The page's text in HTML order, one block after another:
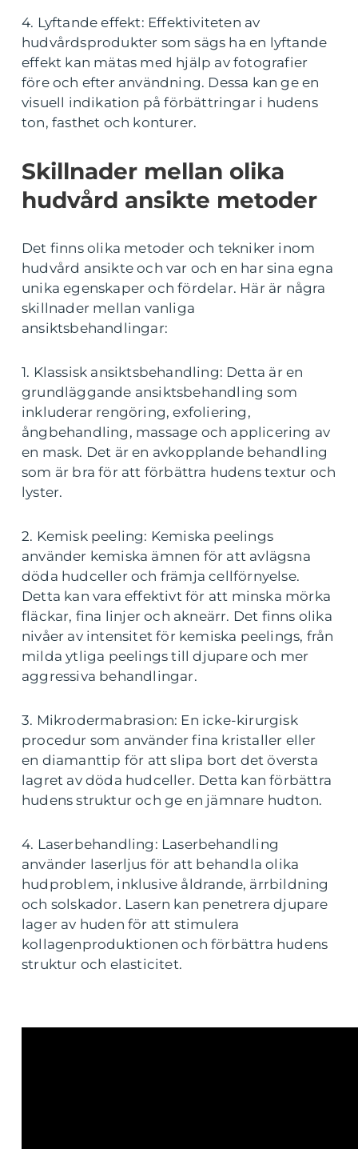
4. Lyftande effekt: Effektiviteten av
hudvårdsprodukter som sägs ha en lyftande
effekt kan mätas med hjälp av fotografier
före och efter användning. Dessa kan ge en
visuell indikation på förbättringar i hudens
ton, fasthet och konturer.
Skillnader mellan olika
hudvård ansikte metoder
Det finns olika metoder och tekniker inom
hudvård ansikte och var och en har sina egna
unika egenskaper och fördelar. Här är några
skillnader mellan vanliga
ansiktsbehandlingar:
1. Klassisk ansiktsbehandling: Detta är en
grundläggande ansiktsbehandling som
inkluderar rengöring, exfoliering,
ångbehandling, massage och applicering av
en mask. Det är en avkopplande behandling
som är bra för att förbättra hudens textur och
lyster.
2. Kemisk peeling: Kemiska peelings
använder kemiska ämnen för att avlägsna
döda hudceller och främja cellförnyelse.
Detta kan vara effektivt för att minska mörka
fläckar, fina linjer och akneärr. Det finns olika
nivåer av intensitet för kemiska peelings, från
milda ytliga peelings till djupare och mer
aggressiva behandlingar.
3. Mikrodermabrasion: En icke-kirurgisk
procedur som använder fina kristaller eller
en diamanttip för att slipa bort det översta
lagret av döda hudceller. Detta kan förbättra
hudens struktur och ge en jämnare hudton.
4. Laserbehandling: Laserbehandling
använder laserljus för att behandla olika
hudproblem, inklusive åldrande, ärrbildning
och solskador. Lasern kan penetrera djupare
lager av huden för att stimulera
kollagenproduktionen och förbättra hudens
struktur och elasticitet.